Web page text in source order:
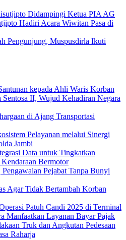
Didampingi Ketua PIA AG
Hadiri Acara Wiwitan Pasa di
Pengunjung, Muspusdirla Ikuti
kepada Ahli Waris Korban
II, Wujud Kehadiran Negara
di Ajang Transportasi
Pelayanan melalui Sinergi
Jambi
Data untuk Tingkatkan
Bermotor
Pejabat Tanpa Bunyi
Agar Tidak Bertambah Korban
Patuh Candi 2025 di Terminal
Manfaatkan Layanan Bayar Pajak
Truk dan Angkutan Pedesaan
Raharja